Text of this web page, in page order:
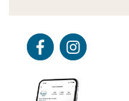
Facebo Instagra